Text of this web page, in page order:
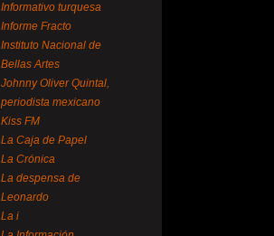
Informativo turquesa
Informe Fracto
Instituto Nacional de
Bellas Artes
Johnny Oliver Quintal,
periodista mexicano
Kiss FM
La Caja de Papel
La Crónica
La despensa de
Leonardo
La i